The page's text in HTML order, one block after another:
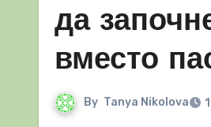
да
вместо
By Tanya Nikolova